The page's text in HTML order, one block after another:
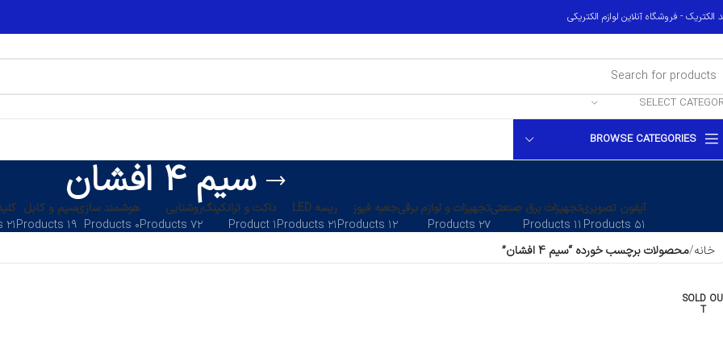
الکتریک - فروشگاه آنلاین لوازم الکتریکی
SELECT
BROWSE CATEGORIES
سیم 4 افشان
آیفون تصویری
۵۱ Products
تجهیزات برق صنعتی
۱۱ Products
تجهیزات و لوازم برقی
۲۷ Products
جعبه فیوز
۱۲ Products
ریسه LED
۲۱ Products
داکت و ترانکینگ
۱ Product
روشنایی
۷۲ Products
هوشمند سازی
۰ Products
سیم و کابل
۱۹ Products
۲۱ Products
خانه محصولات برچسب خورده “سیم 4 افشان”
SOLD OU
T